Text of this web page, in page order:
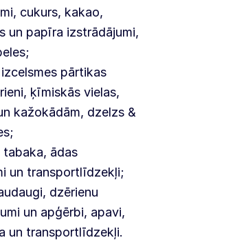
cukurs, kakao,
un papīra izstrādājumi,
pārtikas
ķīmiskās vielas,
kažokādām, dzelzs &
tabaka, ādas
un transportlīdzekļi;
dzērienu
un apģērbi, apavi,
un transportlīdzekļi.